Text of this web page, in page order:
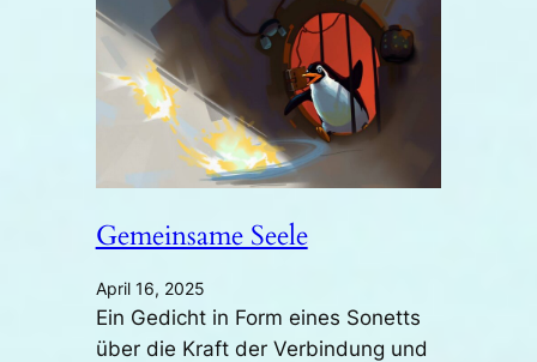
Gemeinsame Seele
April 16, 2025
Ein Gedicht in Form eines Sonetts
über die Kraft der Verbindung und